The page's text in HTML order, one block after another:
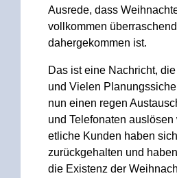
Ausrede, dass
vollkommen überraschend
dahergekommen ist.
Das ist eine Nachricht,
und Vielen
nun einen regen
und Telefonaten auslösen
etliche Kunden haben
zurückgehalten und
die Existenz der